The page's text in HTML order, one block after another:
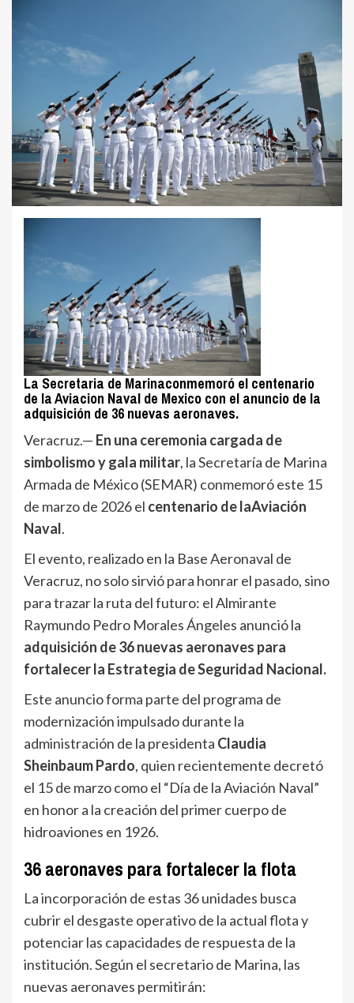
La Secretaria de Marinaconmemoró el centenario
de laAviacion Naval de Mexico con el anuncio de la
adquisición de 36 nuevas aeronaves.
Veracruz.— En una ceremonia cargada de
simbolismo y gala militar, la Secretaría de Marina
Armada de México (SEMAR) conmemoró este 15
de marzo de 2026 el centenario de laAviación
Naval.
El evento, realizado en la Base Aeronaval de
Veracruz, no solo sirvió para honrar el pasado, sino
para trazar la ruta del futuro: el Almirante
Raymundo Pedro Morales Ángeles anunció la
adquisición de36 nuevas aeronaves para
fortalecer la Estrategia de Seguridad Nacional.
Este anuncio forma parte del programa de
modernización impulsado durante la
administración de la presidenta Claudia
Sheinbaum Pardo, quien recientemente decretó
el 15 de marzo como el “Día de la Aviación Naval”
en honor a la creación del primer cuerpo de
hidroaviones en 1926.
36 aeronaves para fortalecer la flota
La incorporación de estas 36 unidades busca
cubrir el desgaste operativo de la actual flota y
potenciar las capacidades de respuesta de la
institución. Según el secretario de Marina, las
nuevas aeronaves permitirán: